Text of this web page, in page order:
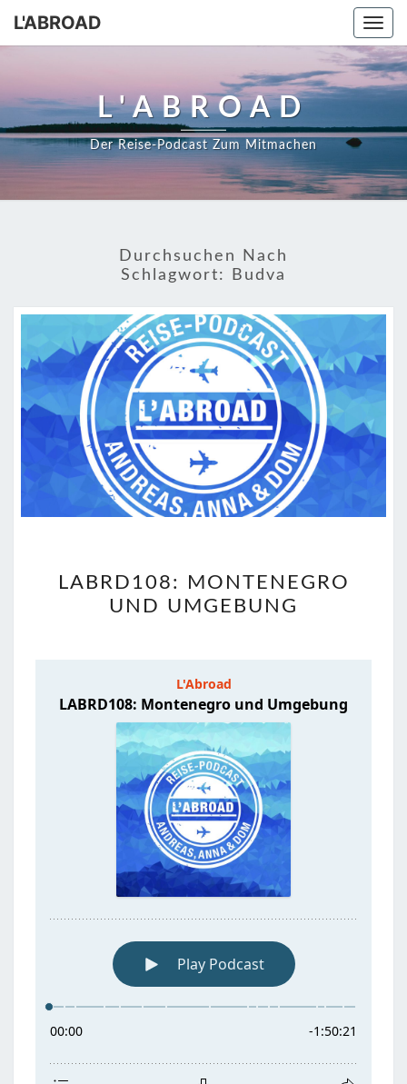
Skip
L'ABROAD
L'ABROAD
Der Reise-Podcast Zum Mitmachen
Durchsuchen Nach
Schlagwort:
Budva
MONTENEGRO
UND
LABRD108: MONTENEGRO
UND UMGEBUNG